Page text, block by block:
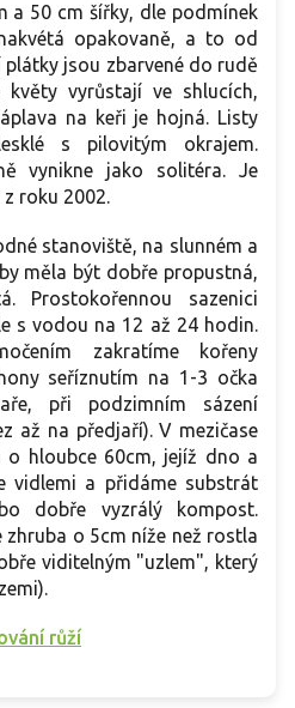
a 50 cm šířky, dle podmínek
opakovaně, a to od
jsou zbarvené do rudě
květy vyrůstají ve shlucích,
na keři je hojná. Listy
s pilovitým okrajem.
vynikne jako solitéra. Je
roku 2002.
stanoviště, na slunném a
měla být dobře propustná,
Prostokořennou sazenici
s vodou na 12 až 24 hodin.
zakratíme kořeny
seříznutím na 1-3 očka
při podzimním sázení
až na předjaří). V mezičase
o hloubce 60cm, jejíž dno a
vidlemi a přidáme substrát
dobře vyzrálý kompost.
o 5cm níže než rostla
viditelným "uzlem", který
zemi).
růží